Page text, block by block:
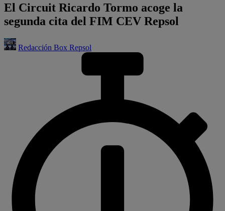
El Circuit Ricardo Tormo acoge la
segunda cita del FIM CEV Repsol
Redacción Box Repsol